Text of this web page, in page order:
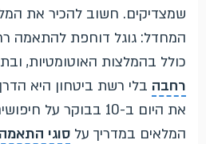
שמצדיקים. חשוב להכיר את
המחדל: גוגל דוחפת להתאמה
כולל בהמלצות האוטומטיות,
רחבה בלי רשת ביטחון היא
את היום ב-10 בבוקר
המלאים במדריך על סוגי